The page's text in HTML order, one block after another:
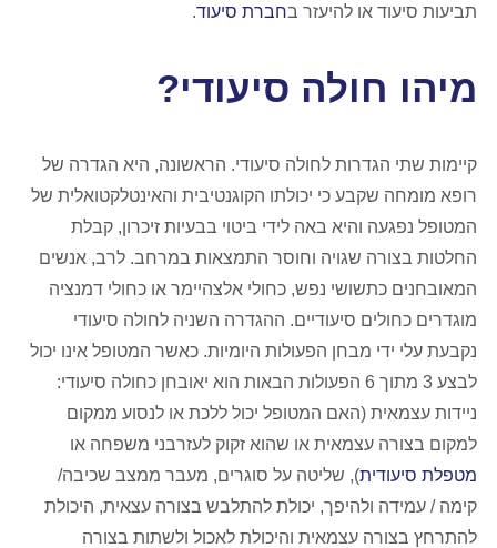
תביעות סיעוד או להיעזר בחברת סיעוד.
מיהו חולה סיעודי?
קיימות שתי הגדרות לחולה סיעודי. הראשונה, היא הגדרה של
רופא מומחה שקבע כי יכולתו הקוגנטיבית והאינטלקטואלית של
המטופל נפגעה והיא באה לידי ביטוי בבעיות זיכרון, קבלת
החלטות בצורה שגויה וחוסר התמצאות במרחב. לרב, אנשים
המאובחנים כתשושי נפש, כחולי אלצהיימר או כחולי דמנציה
מוגדרים כחולים סיעודיים. ההגדרה השניה לחולה סיעודי
נקבעת עלי ידי מבחן הפעולות היומיות. כאשר המטופל אינו יכול
לבצע 3 מתוך 6 הפעולות הבאות הוא יאובחן כחולה סיעודי:
ניידות עצמאית (האם המטופל יכול ללכת או לנסוע ממקום
למקום בצורה עצמאית או שהוא זקוק לעזרבני משפחה או
מטפלת סיעודית), שליטה על סוגרים, מעבר ממצב שכיבה/
קימה / עמידה ולהיפך, יכולת להתלבש בצורה עצאית, היכולת
להתרחץ בצורה עצמאית והיכולת לאכול ולשתות בצורה